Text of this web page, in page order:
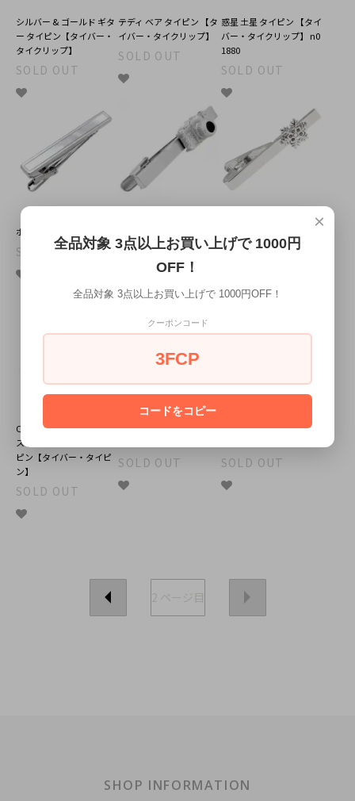
シルバー & ゴールド ギタ
ー タイピン【タイバー・
タイクリップ】
SOLD OUT
テディ ベア タイピン 【タ
イバー・タイクリップ】
SOLD OUT
惑星 土星 タイピン 【タイ
バー・タイクリップ】 n0
1880
SOLD OUT
ホワイト シェル タイピン
SOLD OUT
イバー・タイピン】
SOLD OUT
ネクタイピン タイバー
Ox & Bull Trading Co ベー
スボール バット ネクタイ
ピン【タイバー・タイピ
ン】
SOLD OUT
アンモナイト 化石 ネクタ
SOLD OUT
パレット ネクタイピン タ
SOLD OUT
2 ページ目
SHOP INFORMATION
×
全品対象 3点以上お買い上げで 1000円
OFF！
全品対象 3点以上お買い上げで 1000円OFF！
クーポンコード
3FCP
コードをコピー